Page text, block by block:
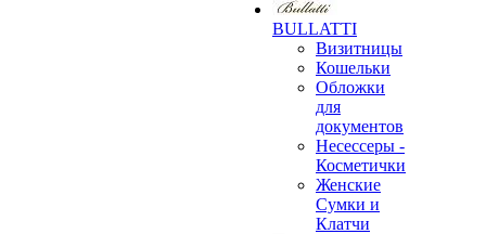
BULLATTI
Визитницы
Кошельки
Обложки
для
документов
Несессеры -
Косметички
Женские
Сумки и
Клатчи